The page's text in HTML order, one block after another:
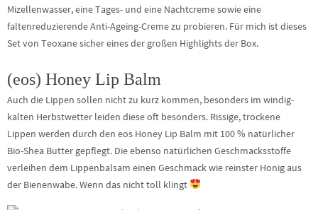
Mizellenwasser, eine Tages- und eine Nachtcreme sowie eine
faltenreduzierende Anti-Ageing-Creme zu probieren. Für mich ist dieses
Set von Teoxane sicher eines der großen Highlights der Box.
(eos) Honey Lip Balm
Auch die Lippen sollen nicht zu kurz kommen, besonders im windig-
kalten Herbstwetter leiden diese oft besonders. Rissige, trockene
Lippen werden durch den eos Honey Lip Balm mit 100 % natürlicher
Bio-Shea Butter gepflegt. Die ebenso natürlichen Geschmacksstoffe
verleihen dem Lippenbalsam einen Geschmack wie reinster Honig aus
der Bienenwabe. Wenn das nicht toll klingt